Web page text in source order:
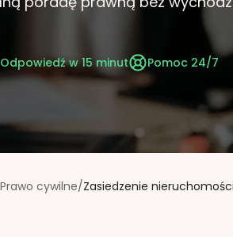
Odpowiedź w 15 minut Pomoc 24/7
Prawo cywilne/Zasiedzenie nieruchomości